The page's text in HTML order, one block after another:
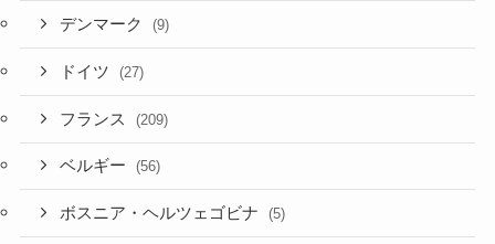
デンマーク (9)
ドイツ (27)
フランス (209)
ベルギー (56)
ボスニア・ヘルツェゴビナ (5)